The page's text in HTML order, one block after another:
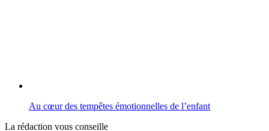
Au cœur des tempêtes émotionnelles de l’enfant
La rédaction vous conseille